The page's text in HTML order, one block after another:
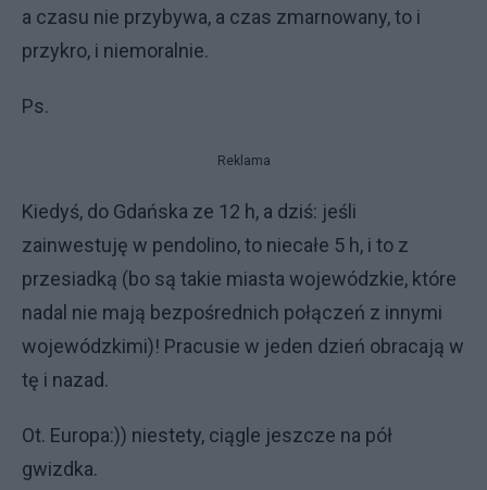
a czasu nie przybywa, a czas zmarnowany, to i
przykro, i niemoralnie.
Ps.
Reklama
Kiedyś, do Gdańska ze 12 h, a dziś: jeśli
zainwestuję w pendolino, to niecałe 5 h, i to z
przesiadką (bo są takie miasta wojewódzkie, które
nadal nie mają bezpośrednich połączeń z innymi
wojewódzkimi)! Pracusie w jeden dzień obracają w
tę i nazad.
Ot. Europa:)) niestety, ciągle jeszcze na pół
gwizdka.